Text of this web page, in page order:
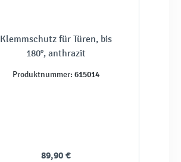
Klemmschutz für Türen, bis
180°, anthrazit
Produktnummer: 615014
89,90 €